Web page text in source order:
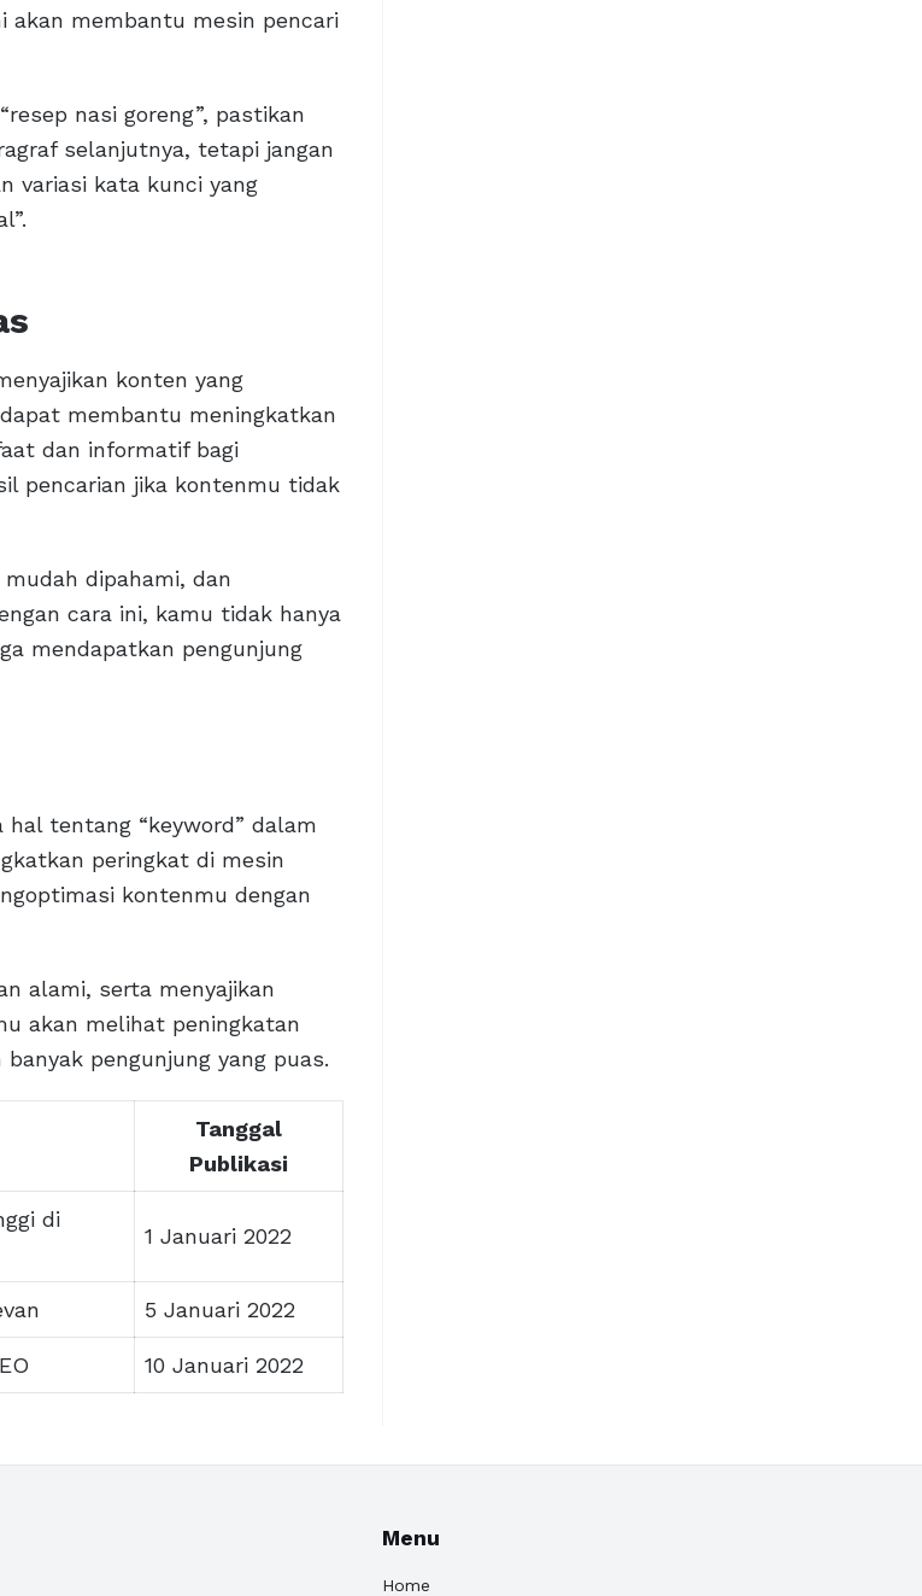
akan membantu mesin pencari
nasi goreng”, pastikan
selanjutnya, tetapi jangan
variasi kata kunci yang
konten yang
membantu meningkatkan
dan informatif bagi
pencarian jika kontenmu tidak
dipahami, dan
cara ini, kamu tidak hanya
mendapatkan pengunjung
tentang “keyword” dalam
peringkat di mesin
kontenmu dengan
alami, serta menyajikan
akan melihat peningkatan
pengunjung yang puas.
Tanggal
Publikasi
di
1 Januari 2022
5 Januari 2022
10 Januari 2022
Menu
Home